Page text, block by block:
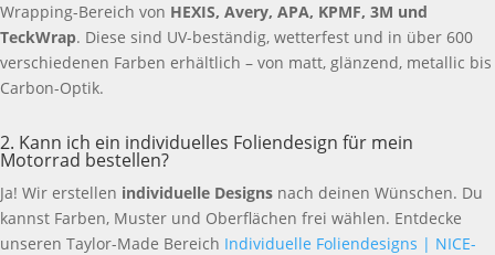
Wrapping-Bereich von HEXIS, Avery, APA, KPMF, 3M und
TeckWrap. Diese sind UV-beständig, wetterfest und in über 600
verschiedenen Farben erhältlich – von matt, glänzend, metallic bis
Carbon-Optik.
2. Kann ich ein individuelles Foliendesign für mein
Motorrad bestellen?
Ja! Wir erstellen individuelle Designs nach deinen Wünschen. Du
kannst Farben, Muster und Oberflächen frei wählen. Entdecke
unseren Taylor-Made Bereich Individuelle Foliendesigns | NICE-